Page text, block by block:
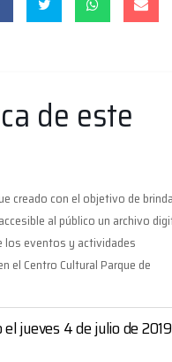
de este
creado con el objetivo de
al público un archivo
los eventos y actividades
el Centro Cultural Parque de
el jueves 4 de julio de